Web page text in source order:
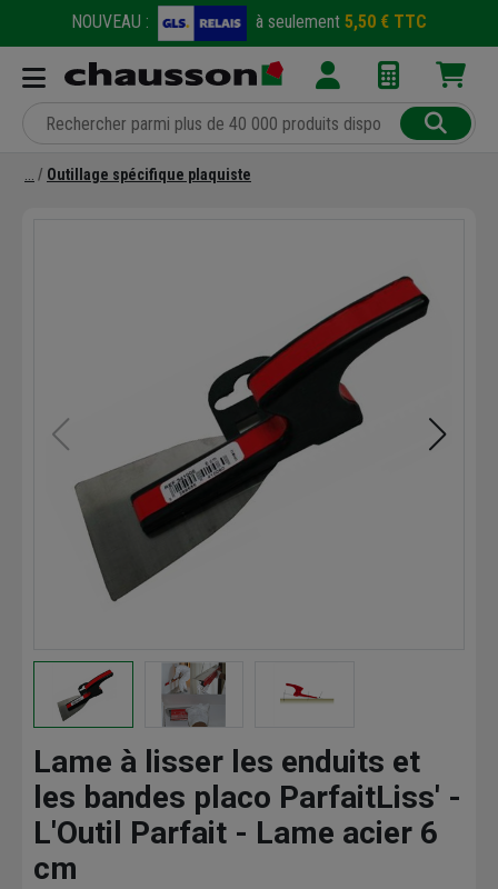
NOUVEAU : à seulement 5,50 € TTC
Outillage spécifique plaquiste
Lame à lisser les enduits et
les bandes placo ParfaitLiss' -
L'Outil Parfait - Lame acier 6
cm